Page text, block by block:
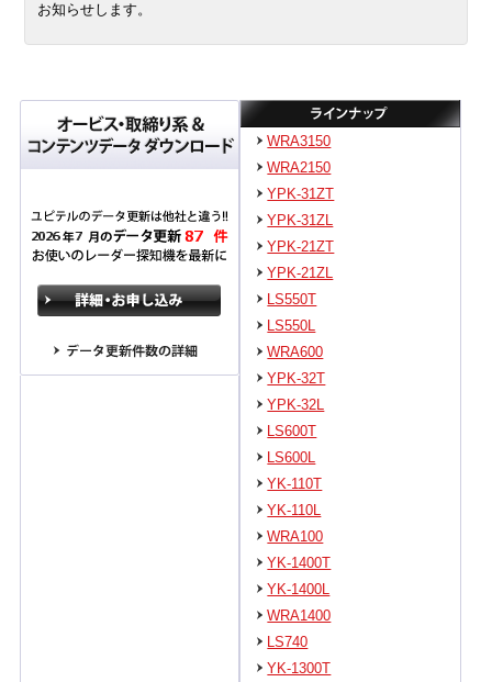
お知らせします。
WRA3150
WRA2150
YPK-31ZT
YPK-31ZL
YPK-21ZT
YPK-21ZL
LS550T
LS550L
WRA600
YPK-32T
YPK-32L
LS600T
LS600L
YK-110T
YK-110L
WRA100
YK-1400T
YK-1400L
WRA1400
LS740
YK-1300T